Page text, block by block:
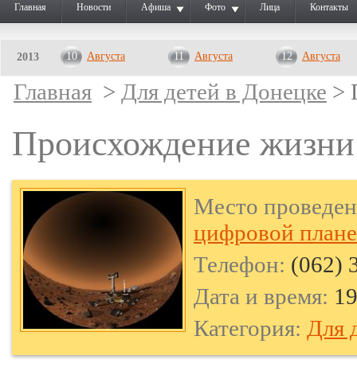
Главная Новости Афиша Фото Лица Контакты
2013 10 Августа 11 Августа 12 Августа
Главная > Для детей в Донецке >
Происхождение жизни
Место
цифровой
Телефон: (062)
Дата и время:
Категория: Для